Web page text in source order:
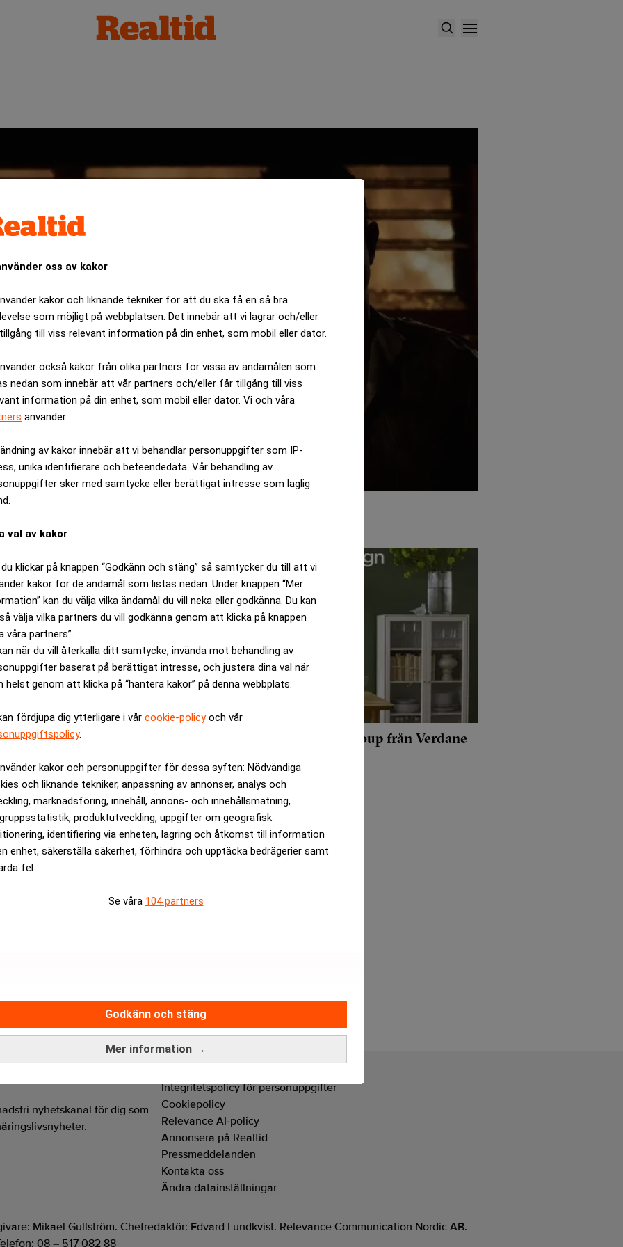
oss av kakor
kakor och liknande tekniker för att du ska få en så bra
som möjligt på webbplatsen. Det innebär att vi lagrar och/eller
till viss relevant information på din enhet, som mobil eller dator.
också kakor från olika partners för vissa av ändamålen som
nedan som innebär att vår partners och/eller får tillgång till viss
information på din enhet, som mobil eller dator. Vi och våra
använder.
av kakor innebär att vi behandlar personuppgifter som IP-
unika identifierare och beteendedata. Vår behandling av
sker med samtycke eller berättigat intresse som laglig
val av kakor
klickar på knappen “Godkänn och stäng” så samtycker du till att vi
kakor för de ändamål som listas nedan. Under knappen “Mer
kan du välja vilka ändamål du vill neka eller godkänna. Du kan
välja vilka partners du vill godkänna genom att klicka på knappen
våra partners”.
när du vill återkalla ditt samtycke, invända mot behandling av
baserat på berättigat intresse, och justera dina val när
helst genom att klicka på “hantera kakor” på denna webbplats.
fördjupa dig ytterligare i vår cookie-policyoch vår
.
kakor och personuppgifter för dessa syften: Nödvändiga
och liknande tekniker, anpassning av annonser, analys och
marknadsföring, innehåll, annons- och innehållsmätning,
produktutveckling, uppgifter om geografisk
identifiering via enheten, lagring och åtkomst till information
enhet, säkerställa säkerhet, förhindra och upptäcka bedrägerier samt
fel.
Se våra 104 partners
Mer information →
Godkänn och stäng
brittisk succéstudio
Cappelen
Egmont köper Royal Design Group från Verdane
nyhetskanal för dig som
Integritetspolicy för personuppgifter
Cookiepolicy
Relevance AI-policy
Annonsera på Realtid
Pressmeddelanden
Kontakta oss
Ändra datainställningar
Mikael Gullström. Chefredaktör: Edvard Lundkvist. Relevance Communication Nordic AB.
08 – 517 082 88